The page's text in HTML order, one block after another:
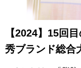
【2024】15回
秀ブランド総合